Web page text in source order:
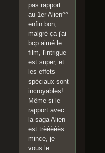
pas rapport
au 1er Alien^^
enfin bon,
malgré ça j'ai
bcp aimé le
film, l'intrigue
est super, et
les effets
spéciaux sont
incroyables!
Même si le
rapport avec
la saga Alien
est trèèèèès
mince, je
vous le